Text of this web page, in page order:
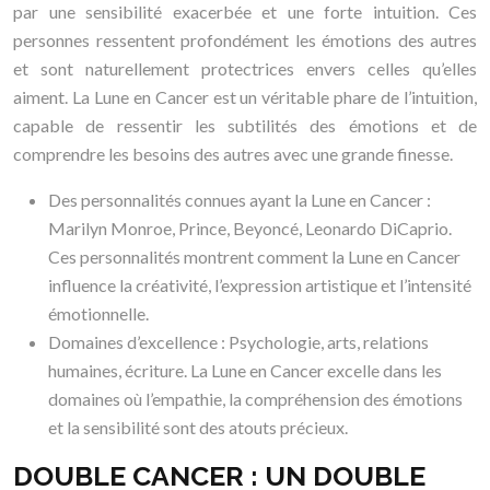
par une sensibilité exacerbée et une forte intuition. Ces
personnes ressentent profondément les émotions des autres
et sont naturellement protectrices envers celles qu’elles
aiment. La Lune en Cancer est un véritable phare de l’intuition,
capable de ressentir les subtilités des émotions et de
comprendre les besoins des autres avec une grande finesse.
Des personnalités connues ayant la Lune en Cancer :
Marilyn Monroe, Prince, Beyoncé, Leonardo DiCaprio.
Ces personnalités montrent comment la Lune en Cancer
influence la créativité, l’expression artistique et l’intensité
émotionnelle.
Domaines d’excellence : Psychologie, arts, relations
humaines, écriture. La Lune en Cancer excelle dans les
domaines où l’empathie, la compréhension des émotions
et la sensibilité sont des atouts précieux.
DOUBLE CANCER : UN DOUBLE